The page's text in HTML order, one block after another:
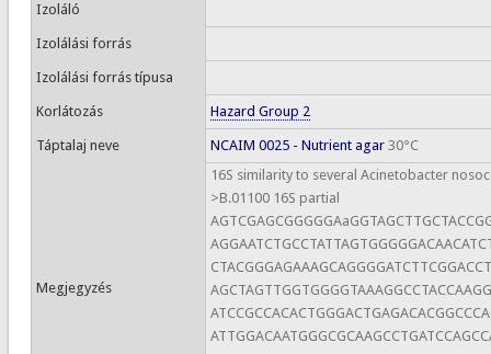
Izoláló
Izolálási forrás
Izolálási forrás típusa
Korlátozás Hazard Group 2
Táptalaj neve NCAIM 0025 - Nutrient agar30°C
Megjegyzés
16S similarity to several Acinetobacter
>B.01100 16S partial